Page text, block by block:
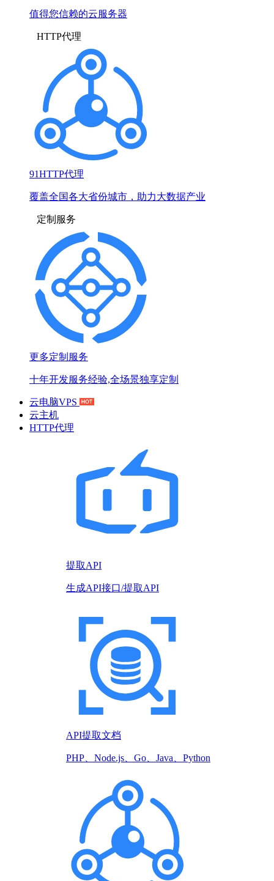
值得您信赖的云服务器
HTTP代理
91HTTP代理
覆盖全国各大省份城市，助力大数据产业
定制服务
更多定制服务
十年开发服务经验,全场景独享定制
云电脑VPS
云主机
HTTP代理
提取API
生成API接口/提取API
API提取文档
PHP、Node.js、Go、Java、Python